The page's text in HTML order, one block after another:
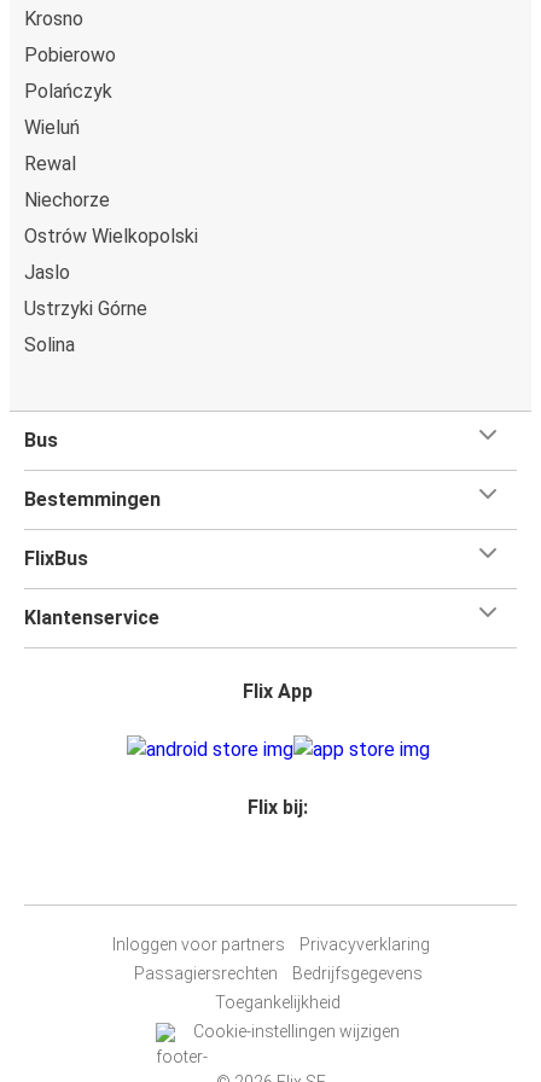
Krosno
Pobierowo
Polańczyk
Wieluń
Rewal
Niechorze
Ostrów Wielkopolski
Jaslo
Ustrzyki Górne
Solina
Bus
Bestemmingen
FlixBus
Klantenservice
Flix App
Flix bij:
Inloggen voor partners
Privacyverklaring
Passagiersrechten
Bedrijfsgegevens
Toegankelijkheid
Cookie-instellingen wijzigen